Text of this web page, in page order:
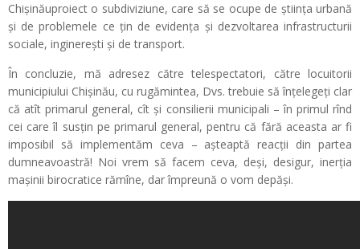
Chișinăuproiect o subdiviziune, care să se ocupe de știința urbană
și de problemele ce țin de evidența și dezvoltarea infrastructurii
sociale, inginerești și de transport.
În concluzie, mă adresez către telespectatori, către locuitorii
municipiului Chișinău, cu rugămintea, Dvs. trebuie să înțelegeți clar
că atît primarul general, cît și consilierii municipali – în primul rînd
cei care îl susțin pe primarul general, pentru că fără aceasta ar fi
imposibil să implementăm ceva – așteaptă reacții din partea
dumneavoastră! Noi vrem să facem ceva, deși, desigur, inerția
mașinii birocratice rămîne, dar împreună o vom depăși.